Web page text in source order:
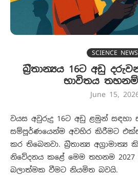
SCIENCE NEWS
බ්‍රිතාන්‍යය 16ට අඩු
භාවිතය
June 15,
වයස අවුරුදු 16ට අඩු ළමුන් සඳහා
සම්පූර්ණයෙන්ම අවහිර කිරීමට
කර තිබෙනවා. බ්‍රිතාන්‍ය අග්‍රාමාත්‍ය
නිවේදනය කළේ මෙම තහනම
බලාත්මක වීමට නියමිත බවයි.